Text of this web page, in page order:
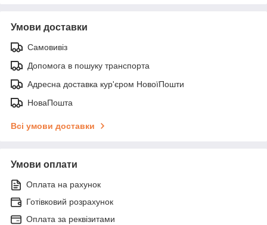
Умови доставки
Самовивіз
Допомога в пошуку транспорта
Адресна доставка кур'єром НовоїПошти
НоваПошта
Всі умови доставки
Умови оплати
Оплата на рахунок
Готівковий розрахунок
Оплата за реквізитами